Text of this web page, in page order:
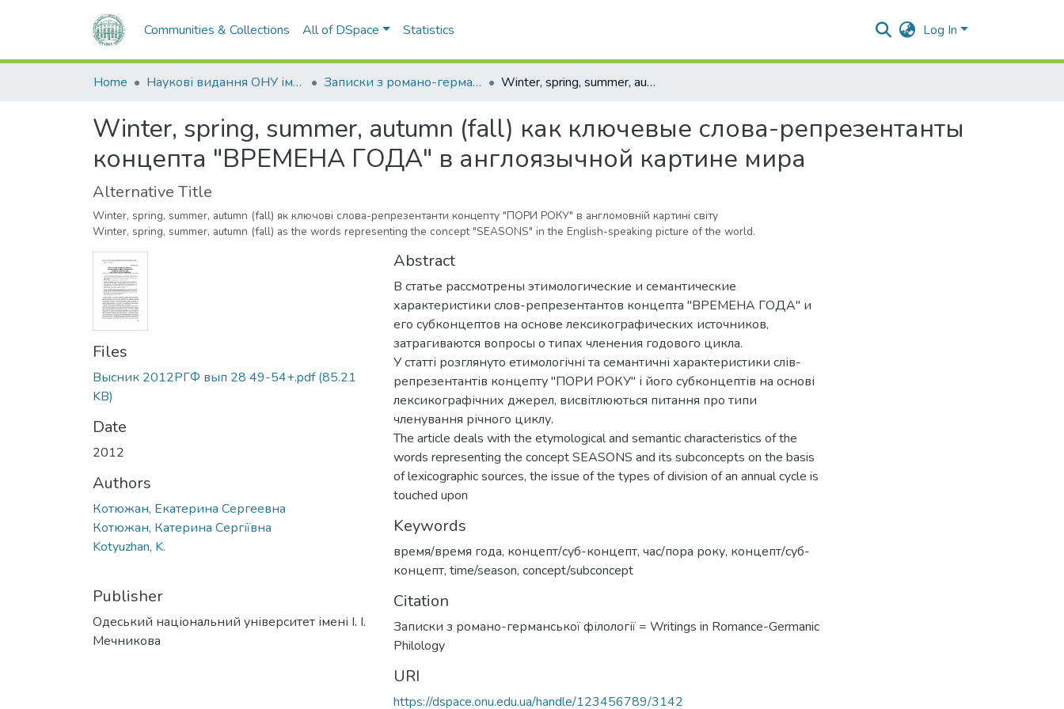
Communities & Collections All of DSpace Statistics Log In
Home Наукові видання ОНУ імені І. І. Мечникова Записки з романо-германської філології Winter, spring, summer, autumn (fall) как ключевые слова-репрезентанты концепта "ВРЕМЕНА ГОДА" в англоязычной картине мира
Winter, spring, summer, autumn (fall) как ключевые слова-репрезентанты
концепта "ВРЕМЕНА ГОДА" в англоязычной картине мира
Alternative Title
Winter, spring, summer, autumn (fall) як ключові слова-репрезентанти концепту "ПОРИ РОКУ" в англомовній картині світу
Winter, spring, summer, autumn (fall) as the words representing the concept "SEASONS" in the English-speaking picture of the world.
Files
Высник 2012РГФ вып 28 49-54+.pdf(85.21
KB)
Date
2012
Authors
Котюжан, Екатерина Сергеевна
Котюжан, Катерина Сергіївна
Kotyuzhan, K.
Publisher
Одеський національний університет імені І. І.
Мечникова
Abstract
В статье рассмотрены этимологические и семантические
характеристики слов-репрезентантов концепта "ВРЕМЕНА ГОДА" и
его субконцептов на основе лексикографических источников,
затрагиваются вопросы о типах членения годового цикла.
У статті розглянуто етимологічні та семантичні характеристики слів-
репрезентантів концепту "ПОРИ РОКУ" і його субконцептів на основі
лексикографічних джерел, висвітлюються питання про типи
членування річного циклу.
The article deals with the etymological and semantic characteristics of the
words representing the concept SEASONS and its subconcepts on the basis
of lexicographic sources, the issue of the types of division of an annual cycle is
touched upon
Keywords
время/время года, концепт/суб-концепт, час/пора року, концепт/суб-
концепт, time/season, concept/subconcept
Citation
Записки з романо-германської філології = Writings in Romance-Germanic
Philology
URI
https://dspace.onu.edu.ua/handle/123456789/3142